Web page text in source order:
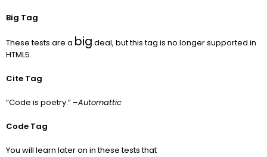
Big Tag
These tests are a big deal, but this tag is no longer supported in
HTML5.
Cite Tag
“Code is poetry.” –Automattic
Code Tag
You will learn later on in these tests that